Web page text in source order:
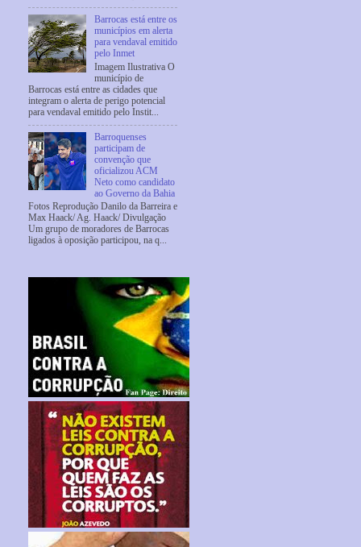
Barrocas está entre os
municípios em alerta
para vendaval emitido
pelo Inmet
Imagem Ilustrativa O
município de
Barrocas está entre as cidades que
integram o alerta de perigo potencial
para vendaval emitido pelo Instit...
Barroquenses
participam de
convenção que
oficializou ACM
Neto como candidato
ao Governo da Bahia
Fotos Reprodução Danilo da Barreira e
Max Haack/ Ag. Haack/ Divulgação
Um grupo de moradores de Barrocas
ligados à oposição participou, na q...